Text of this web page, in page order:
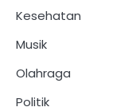
Kesehatan
Musik
Olahraga
Politik